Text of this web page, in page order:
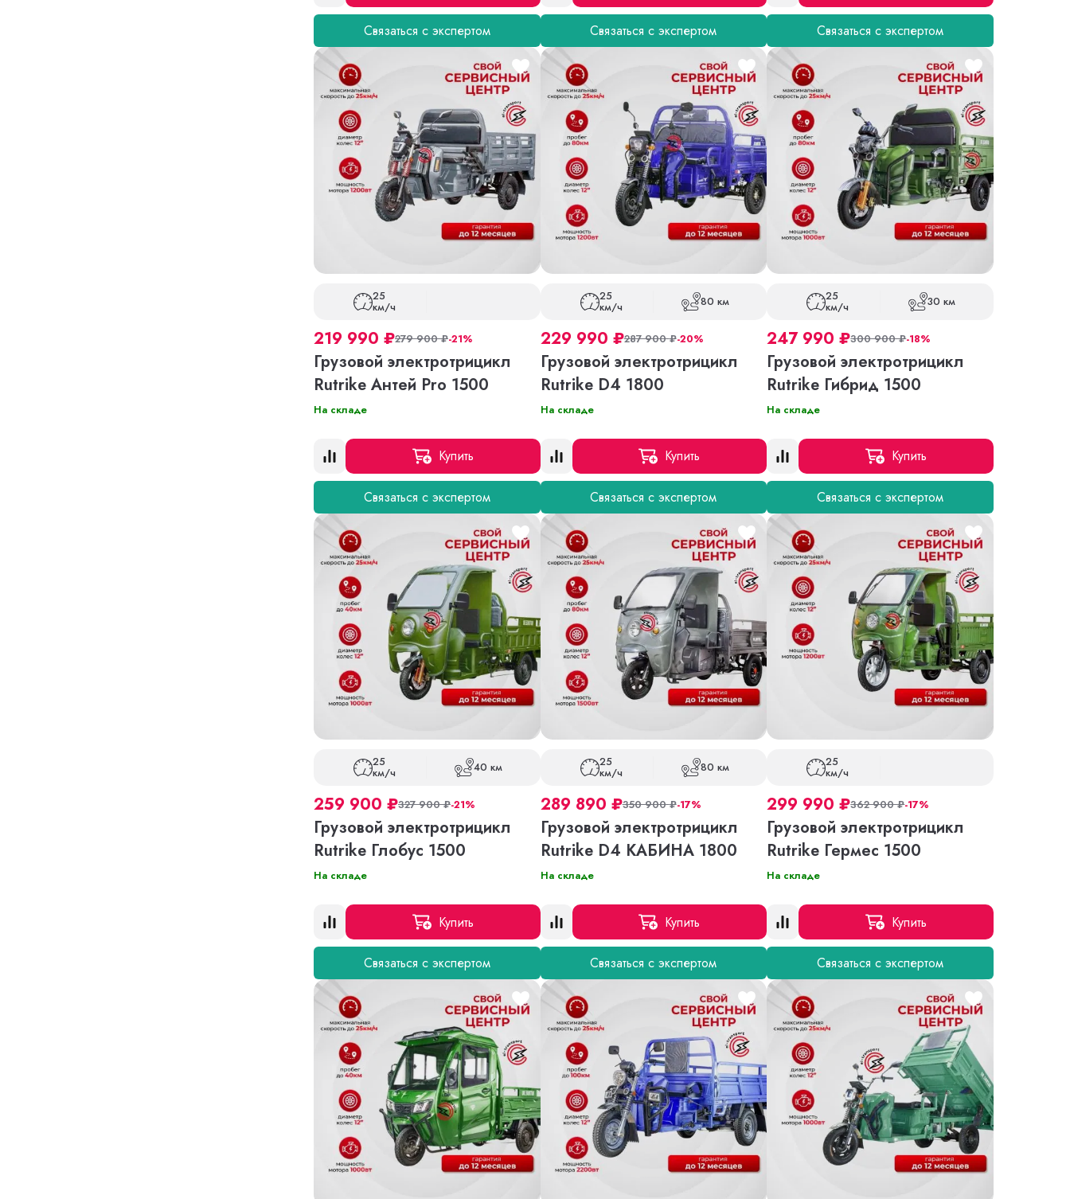
Связаться с экспертом Связаться с экспертом Связаться с экспертом
25
км/ч
219 990 ₽279 900₽-21%
Грузовой электротрицикл
Rutrike Антей Pro 1500
На складе
Купить
Связаться с экспертом
25
км/ч 80 км
229 990 ₽287 900₽-20%
Грузовой электротрицикл
Rutrike D4 1800
На складе
Купить
Связаться с экспертом
25
км/ч 30 км
247 990₽300 900₽-18%
Грузовой электротрицикл
Rutrike Гибрид 1500
На складе
Купить
Связаться с экспертом
25
км/ч 40 км
259 900 ₽327 900₽-21%
Грузовой электротрицикл
Rutrike Глобус 1500
На складе
Купить
Связаться с экспертом
25
км/ч 80 км
289 890 ₽350 900₽-17%
Грузовой электротрицикл
Rutrike D4 КАБИНА 1800
На складе
Купить
Связаться с экспертом
25
км/ч
299 990₽362 900₽-17%
Грузовой электротрицикл
Rutrike Гермес 1500
На складе
Купить
Связаться с экспертом